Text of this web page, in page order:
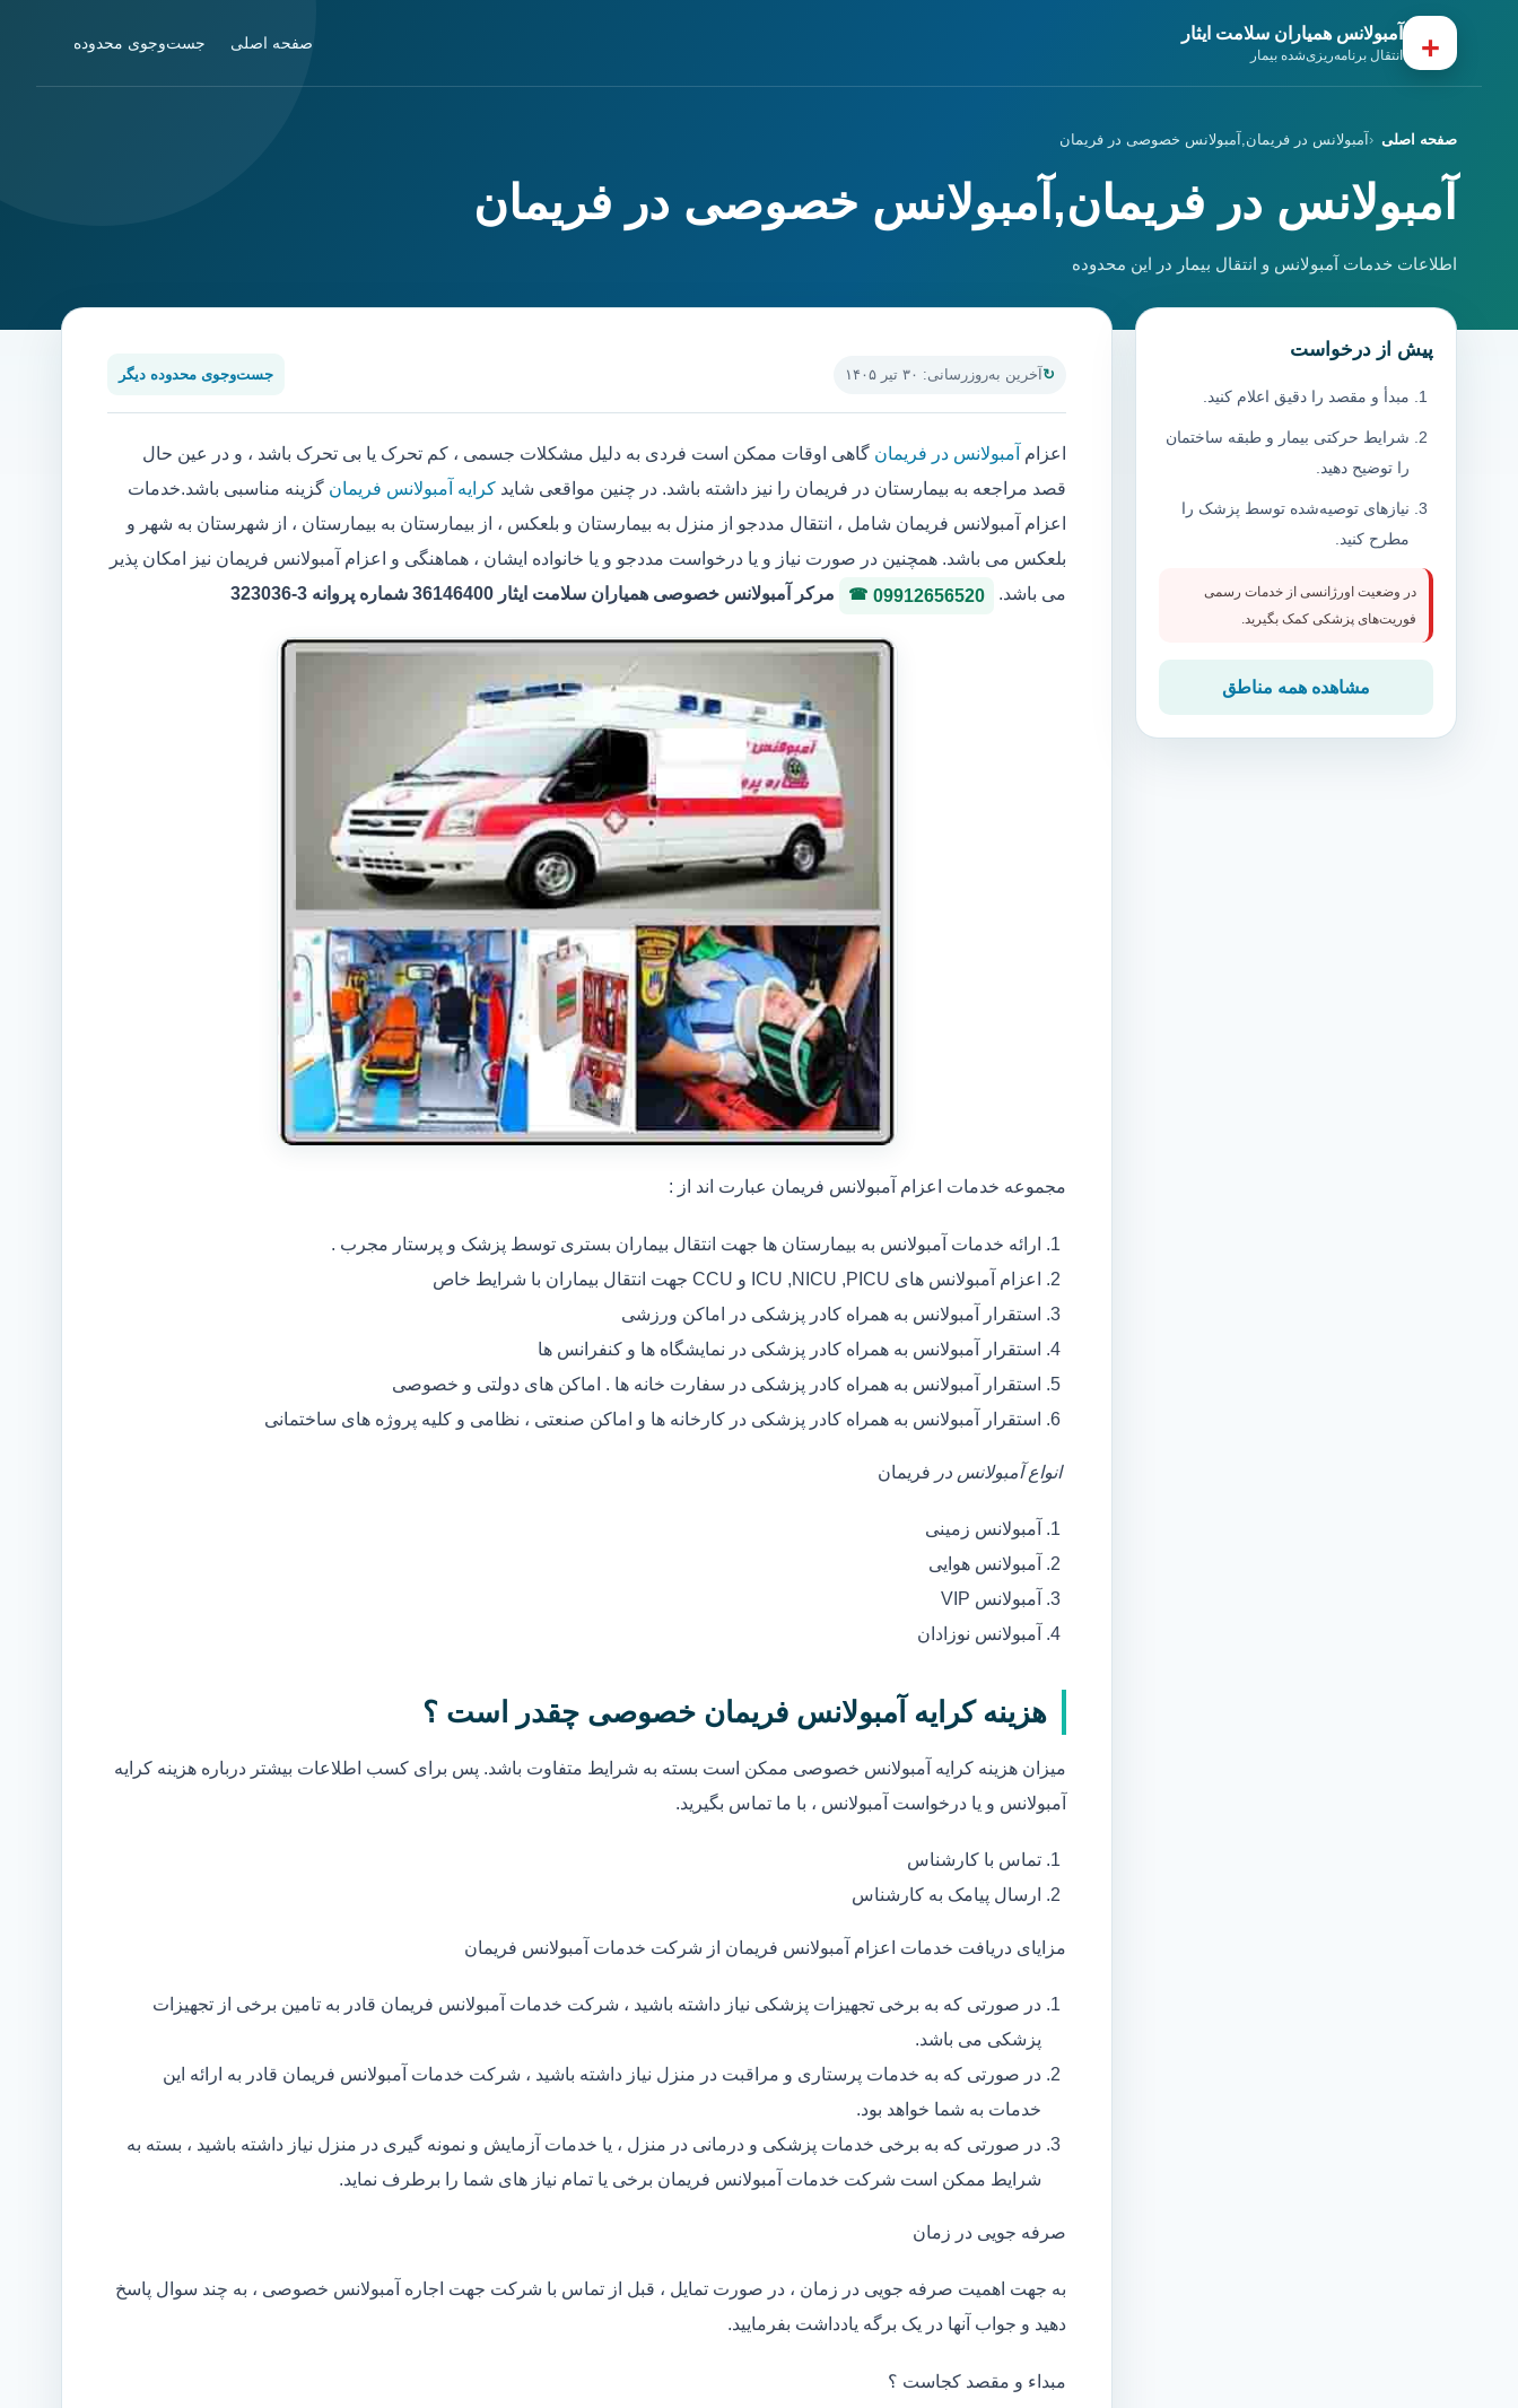
+ آمبولانس همیاران سلامت ایثار
انتقال برنامه‌ریزی‌شده بیمار
صفحه اصلی جست‌وجوی محدوده
صفحه اصلی آمبولانس در فریمان,آمبولانس خصوصی در فریمان
آمبولانس در فریمان,آمبولانس خصوصی در فریمان
اطلاعات خدمات آمبولانس و انتقال بیمار در این محدوده
آخرین به‌روزرسانی: ۳۰ تیر ۱۴۰۵ جست‌وجوی محدوده دیگر
اعزام آمبولانس در فریمان گاهی اوقات ممکن است فردی به دلیل مشکلات جسمی ، کم تحرک یا بی تحرک باشد ، و در عین حال
قصد مراجعه به بیمارستان در فریمان را نیز داشته باشد. در چنین مواقعی شاید کرایه آمبولانس فریمان گزینه مناسبی باشد.خدمات
اعزام آمبولانس فریمان شامل ، انتقال مددجو از منزل به بیمارستان و بلعکس ، از بیمارستان به بیمارستان ، از شهرستان به شهر و
بلعکس می باشد. همچنین در صورت نیاز و یا درخواست مددجو و یا خانواده ایشان ، هماهنگی و اعزام آمبولانس فریمان نیز امکان پذیر
می باشد.
09912656520 مرکر آمبولانس خصوصی همیاران سلامت ایثار 36146400 شماره پروانه 3-323036
مجموعه خدمات اعزام آمبولانس فریمان عبارت اند از :
ارائه خدمات آمبولانس به بیمارستان ها جهت انتقال بیماران بستری توسط پزشک و پرستار مجرب .
اعزام آمبولانس های ICU ,NICU ,PICU و CCU جهت انتقال بیماران با شرایط خاص
استقرار آمبولانس به همراه کادر پزشکی در اماکن ورزشی
استقرار آمبولانس به همراه کادر پزشکی در نمایشگاه ها و کنفرانس ها
استقرار آمبولانس به همراه کادر پزشکی در سفارت خانه ها . اماکن های دولتی و خصوصی
استقرار آمبولانس به همراه کادر پزشکی در کارخانه ها و اماکن صنعتی ، نظامی و کلیه پروژه های ساختمانی
انواع آمبولانس در فریمان
آمبولانس زمینی
آمبولانس هوایی
آمبولانس VIP
آمبولانس نوزادان
هزینه کرایه آمبولانس فریمان خصوصی چقدر است ؟
میزان هزینه کرایه آمبولانس خصوصی ممکن است بسته به شرایط متفاوت باشد. پس برای کسب اطلاعات بیشتر درباره هزینه کرایه
آمبولانس و یا درخواست آمبولانس ، با ما تماس بگیرید.
تماس با کارشناس
ارسال پیامک به کارشناس
مزایای دریافت خدمات اعزام آمبولانس فریمان از شرکت خدمات آمبولانس فریمان
در صورتی که به برخی تجهیزات پزشکی نیاز داشته باشید ، شرکت خدمات آمبولانس فریمان قادر به تامین برخی از تجهیزات
پزشکی می باشد.
در صورتی که به خدمات پرستاری و مراقبت در منزل نیاز داشته باشید ، شرکت خدمات آمبولانس فریمان قادر به ارائه این
خدمات به شما خواهد بود.
در صورتی که به برخی خدمات پزشکی و درمانی در منزل ، یا خدمات آزمایش و نمونه گیری در منزل نیاز داشته باشید ، بسته به
شرایط ممکن است شرکت خدمات آمبولانس فریمان برخی یا تمام نیاز های شما را برطرف نماید.
صرفه جویی در زمان
به جهت اهمیت صرفه جویی در زمان ، در صورت تمایل ، قبل از تماس با شرکت جهت اجاره آمبولانس خصوصی ، به چند سوال پاسخ
دهید و جواب آنها در یک برگه یادداشت بفرمایید.
مبداء و مقصد کجاست ؟
پیش از درخواست
مبدأ و مقصد را دقیق اعلام کنید.
شرایط حرکتی بیمار و طبقه ساختمان
را توضیح دهید.
نیازهای توصیه‌شده توسط پزشک را
مطرح کنید.
در وضعیت اورژانسی از خدمات رسمی
فوریت‌های پزشکی کمک بگیرید.
مشاهده همه مناطق